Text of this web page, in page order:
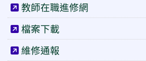
教師在職進修網
檔案下載
維修通報